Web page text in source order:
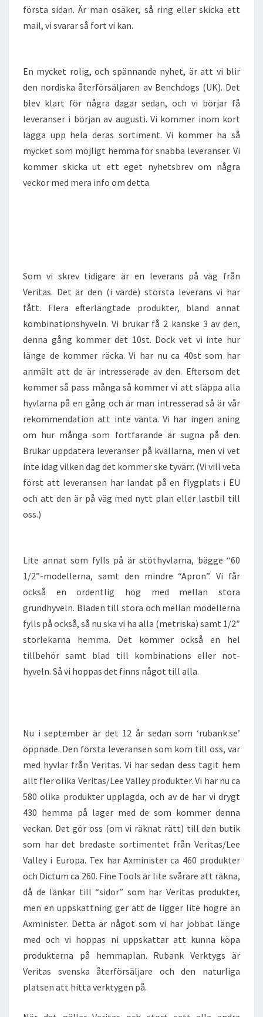
första sidan. Är man osäker, så ring eller skicka ett
mail, vi svarar så fort vi kan.
En mycket rolig, och spännande nyhet, är att vi blir
den nordiska återförsäljaren av Benchdogs (UK). Det
blev klart för några dagar sedan, och vi börjar få
leveranser i början av augusti. Vi kommer inom kort
lägga upp hela deras sortiment. Vi kommer ha så
mycket som möjligt hemma för snabba leveranser. Vi
kommer skicka ut ett eget nyhetsbrev om några
veckor med mera info om detta.
Som vi skrev tidigare är en leverans på väg från
Veritas. Det är den (i värde) största leverans vi har
fått. Flera efterlängtade produkter, bland annat
kombinationshyveln. Vi brukar få 2 kanske 3 av den,
denna gång kommer det 10st. Dock vet vi inte hur
länge de kommer räcka. Vi har nu ca 40st som har
anmält att de är intresserade av den. Eftersom det
kommer så pass många så kommer vi att släppa alla
hyvlarna på en gång och är man intresserad så är vår
rekommendation att inte vänta. Vi har ingen aning
om hur många som fortfarande är sugna på den.
Brukar uppdatera leveranser på kvällarna, men vi vet
inte idag vilken dag det kommer ske tyvärr. (Vi vill veta
först att leveransen har landat på en flygplats i EU
och att den är på väg med nytt plan eller lastbil till
oss.)
Lite annat som fylls på är stöthyvlarna, bägge “60
1/2”-modellerna, samt den mindre “Apron”. Vi får
också en ordentlig hög med mellan stora
grundhyveln. Bladen till stora och mellan modellerna
fylls på också, så nu ska vi ha alla (metriska) samt 1/2″
storlekarna hemma. Det kommer också en hel
tillbehör samt blad till kombinations eller not-
hyveln. Så vi hoppas det finns något till alla.
Nu i september är det 12 år sedan som ‘rubank.se’
öppnade. Den första leveransen som kom till oss, var
med hyvlar från Veritas. Vi har sedan dess tagit hem
allt fler olika Veritas/Lee Valley produkter. Vi har nu ca
580 olika produkter upplagda, och av de har vi drygt
430 hemma på lager med de som kommer denna
veckan. Det gör oss (om vi räknat rätt) till den butik
som har det bredaste sortimentet från Veritas/Lee
Valley i Europa. Tex har Axminister ca 460 produkter
och Dictum ca 260. Fine Tools är lite svårare att räkna,
då de länkar till “sidor” som har Veritas produkter,
men en uppskattning ger att de ligger lite högre än
Axminister. Detta är något som vi har jobbat länge
med och vi hoppas ni uppskattar att kunna köpa
produkterna på hemmaplan. Rubank Verktygs är
Veritas svenska återförsäljare och den naturliga
platsen att hitta verktygen på.